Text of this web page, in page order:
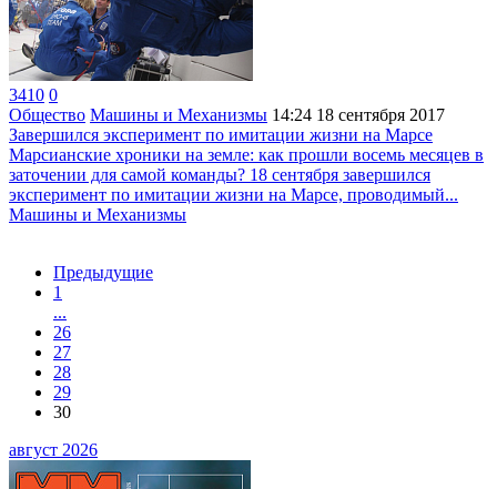
3410 0
Общество Машины и Механизмы 14:24 18 сентября 2017
Завершился эксперимент по имитации жизни на Марсе
Марсианские хроники на земле: как прошли восемь месяцев в
заточении для самой команды? 18 сентября завершился
эксперимент по имитации жизни на Марсе, проводимый...
Машины и Механизмы
Предыдущие
1
...
26
27
28
29
30
август 2026